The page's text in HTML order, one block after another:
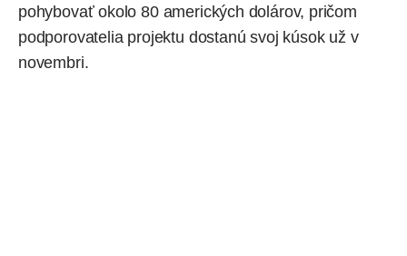
pohybovať okolo 80 amerických dolárov, pričom
podporovatelia projektu dostanú svoj kúsok už v
novembri.